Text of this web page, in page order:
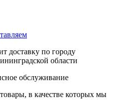
доставку по городу
области
обслуживание
в качестве которых мы